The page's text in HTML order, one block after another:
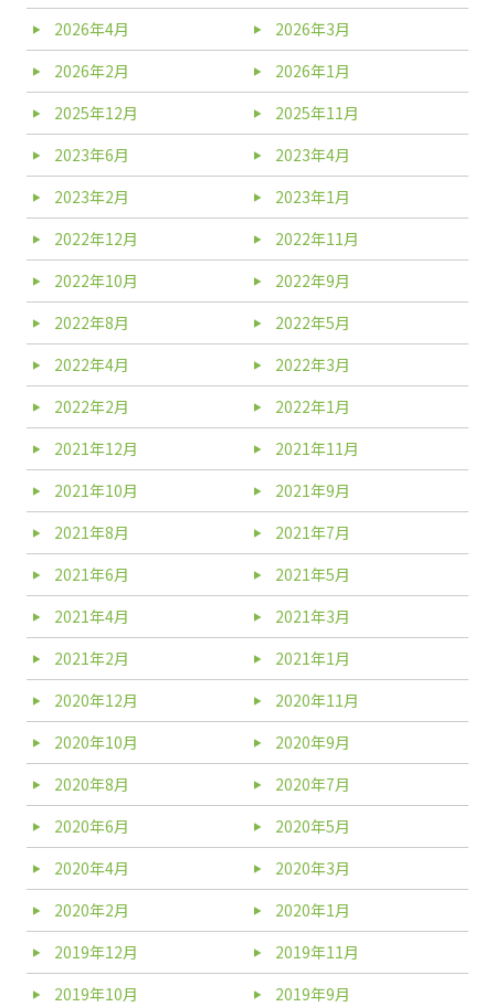
2026年4月
2026年3月
2026年2月
2026年1月
2025年12月
2025年11月
2023年6月
2023年4月
2023年2月
2023年1月
2022年12月
2022年11月
2022年10月
2022年9月
2022年8月
2022年5月
2022年4月
2022年3月
2022年2月
2022年1月
2021年12月
2021年11月
2021年10月
2021年9月
2021年8月
2021年7月
2021年6月
2021年5月
2021年4月
2021年3月
2021年2月
2021年1月
2020年12月
2020年11月
2020年10月
2020年9月
2020年8月
2020年7月
2020年6月
2020年5月
2020年4月
2020年3月
2020年2月
2020年1月
2019年12月
2019年11月
2019年10月
2019年9月